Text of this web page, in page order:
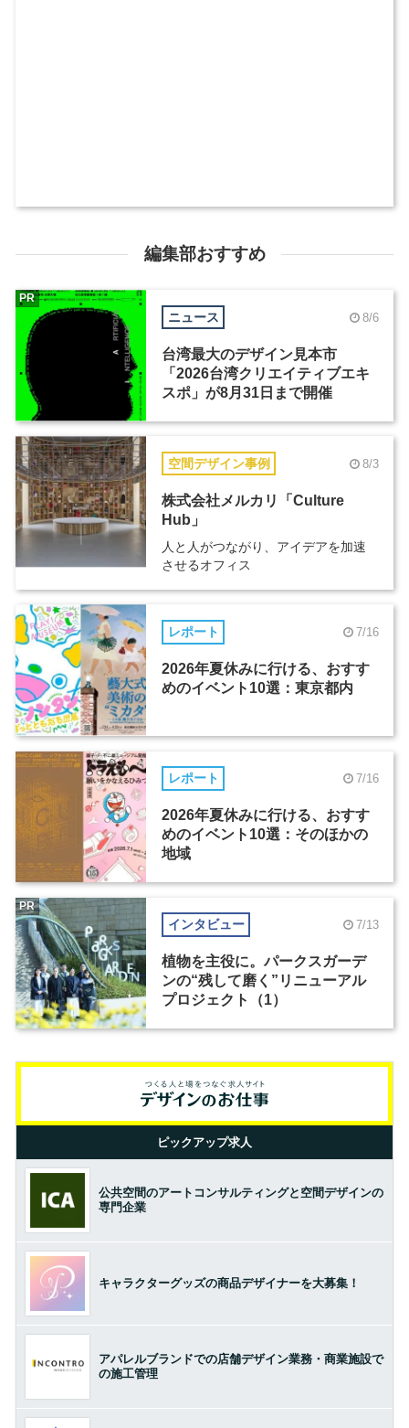
編集部おすすめ
ニュース 8/6
台湾最大のデザイン見本市
「2026台湾クリエイティブエキ
スポ」が8月31日まで開催
PR
空間デザイン事例 8/3
株式会社メルカリ「Culture
Hub」
人と人がつながり、アイデアを加速
させるオフィス
レポート 7/16
2026年夏休みに行ける、おすす
めのイベント10選：東京都内
レポート 7/16
2026年夏休みに行ける、おすす
めのイベント10選：そのほかの
地域
インタビュー 7/13
植物を主役に。パークスガーデ
ンの“残して磨く”リニューアル
プロジェクト（1）
PR
ピックアップ求人
公共空間のアートコンサルティングと空間デザインの
専門企業
キャラクターグッズの商品デザイナーを大募集！
アパレルブランドでの店舗デザイン業務・商業施設で
の施工管理